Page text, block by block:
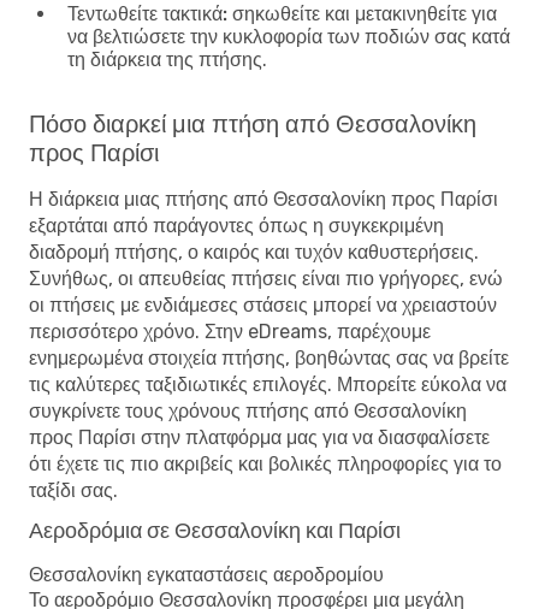
Τεντωθείτε τακτικά: σηκωθείτε και μετακινηθείτε για
να βελτιώσετε την κυκλοφορία των ποδιών σας κατά
τη διάρκεια της πτήσης.
Πόσο διαρκεί μια πτήση από Θεσσαλονίκη
προς Παρίσι
Η διάρκεια μιας πτήσης από Θεσσαλονίκη προς Παρίσι
εξαρτάται από παράγοντες όπως η συγκεκριμένη
διαδρομή πτήσης, ο καιρός και τυχόν καθυστερήσεις.
Συνήθως, οι απευθείας πτήσεις είναι πιο γρήγορες, ενώ
οι πτήσεις με ενδιάμεσες στάσεις μπορεί να χρειαστούν
περισσότερο χρόνο. Στην eDreams, παρέχουμε
ενημερωμένα στοιχεία πτήσης, βοηθώντας σας να βρείτε
τις καλύτερες ταξιδιωτικές επιλογές. Μπορείτε εύκολα να
συγκρίνετε τους χρόνους πτήσης από Θεσσαλονίκη
προς Παρίσι στην πλατφόρμα μας για να διασφαλίσετε
ότι έχετε τις πιο ακριβείς και βολικές πληροφορίες για το
ταξίδι σας.
Αεροδρόμια σε Θεσσαλονίκη και Παρίσι
Θεσσαλονίκη εγκαταστάσεις αεροδρομίου
Το αεροδρόμιο Θεσσαλονίκη προσφέρει μια μεγάλη